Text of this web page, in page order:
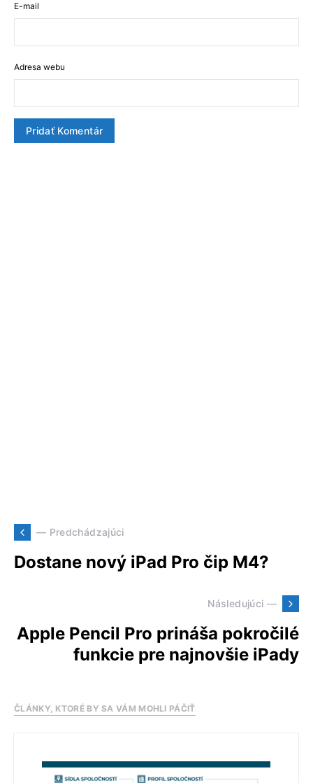
E-mail
Adresa webu
— Predchádzajúci
Dostane nový iPad Pro čip M4?
Následujúci —
Apple Pencil Pro prináša pokročilé
funkcie pre najnovšie iPady
ČLÁNKY, KTORÉ BY SA VÁM MOHLI PÁČIŤ